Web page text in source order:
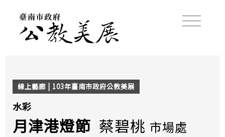
線上藝廊 | 103年臺南市政府公教美展
水彩
月津港燈節 蔡碧桃 市場處